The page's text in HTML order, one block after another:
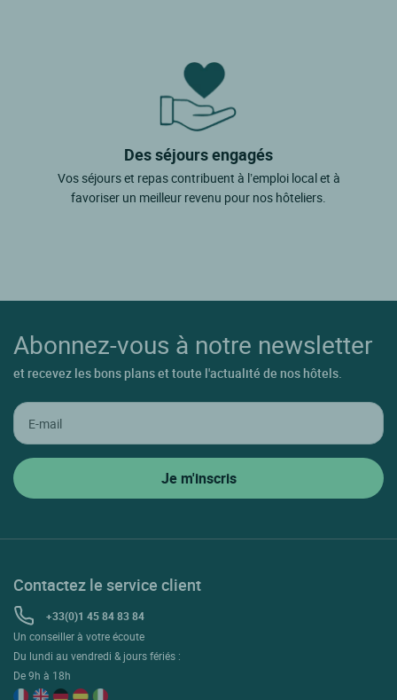
Des séjours engagés
Vos séjours et repas contribuent à l’emploi local et à
favoriser un meilleur revenu pour nos hôteliers.
Abonnez-vous à notre newsletter
et recevez les bons plans et toute l'actualité de nos hôtels.
Contactez le service client
+33(0)1 45 84 83 84
Un conseiller à votre écoute
Du lundi au vendredi & jours fériés :
De 9h à 18h